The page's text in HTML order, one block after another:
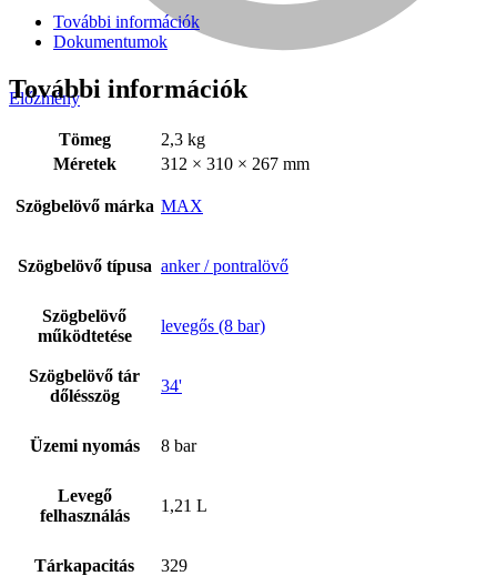
Előzmény
További információk
Dokumentumok
További információk
Tömeg
2,3 kg
Méretek
312 × 310 × 267 mm
Szögbelövő márka MAX
Szögbelövő típusa anker / pontralövő
Szögbelövő
működtetése
levegős (8 bar)
Szögbelövő tár
dőlésszög
34'
Üzemi nyomás 8 bar
Levegő
felhasználás
1,21 L
Tárkapacitás 329